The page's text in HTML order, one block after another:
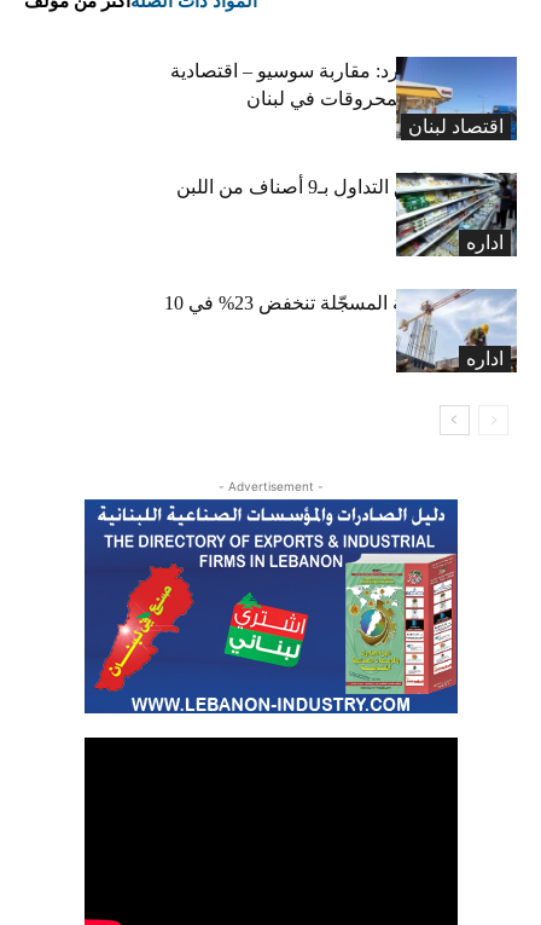
اقتصاد لبنان
التضخم المستورد: مقاربة سوسيو – اقتصادية
لارتفاع أسعار المحروقات في لبنان
اداره
«الاقتصاد» تعلّق التداول بـ9 أصناف من اللبن
واللبنة
اداره
الرخص العقارية المسجّلة تنخفض 23% في 10
أشهر
- Advertisement -